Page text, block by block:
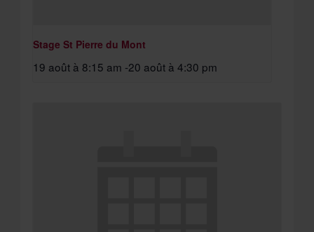
Stage St Pierre du Mont
19 août à 8:15 am -20 août à 4:30 pm